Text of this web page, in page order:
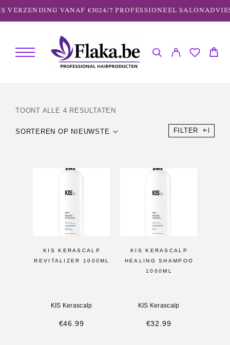
VERZENDING VANAF €3024/7 PROFESSIONEEL SALONADVIES
TOONT ALLE 4 RESULTATEN
SORTEREN OP NIEUWSTE FILTER
KIS KERASCALP
REVITALIZER 1000ML
KIS Kerascalp
€46.99
KIS KERASCALP
HEALING SHAMPOO
1000ML
KIS Kerascalp
€32.99